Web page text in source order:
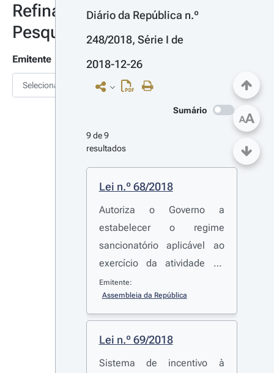
Refinar
Pesquisa
Emitente
Selecionar
Diário da República n.º
248/2018, Série I de
2018-12-26
Sumário
9 de 9
resultados
Lei n.º 68/2018
Autoriza o Governo a
estabelecer o regime
sancionatório aplicável ao
exercício da atividade da
pesca comercial marítima
Emitente:
Assembleia da República
Lei n.º 69/2018
Sistema de incentivo à
AA